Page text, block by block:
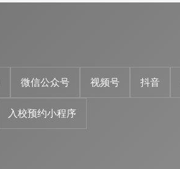
微信公众号 视频号 抖音
入校预约小程序